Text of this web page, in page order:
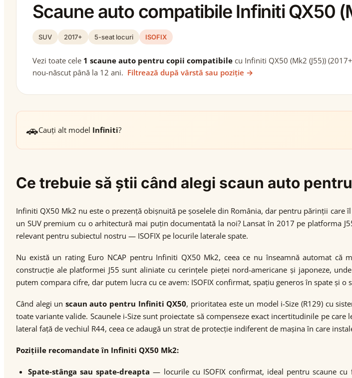
Scaune auto compatibile Infiniti QX50
SUV 2017+ 5-seat locuri ISOFIX
Vezi toate cele 1 scaune auto pentru copii compatibile cu Infiniti QX50 (Mk2 (J55))
nou-născut până la 12 ani. Filtrează după vârstă sau poziție →
🚗Cauți alt model Infiniti?
Ce trebuie să știi când alegi scaun auto
Infiniti QX50 Mk2 nu este o prezență obișnuită pe șoselele din România, dar pentru părinții
un SUV premium cu o arhitectură mai puțin documentată la noi? Lansat în 2017 pe platforma
relevant pentru subiectul nostru — ISOFIX pe locurile laterale spate.
Nu există un rating Euro NCAP pentru Infiniti QX50 Mk2, ceea ce nu înseamnă automat
construcție ale platformei J55 sunt aliniate cu cerințele pieței nord-americane și japoneze,
putem compara cifre, dar putem lucra cu ce avem: ISOFIX confirmat, spațiu generos în spate și
Când alegi un scaun auto pentru Infiniti QX50, prioritatea este un model i-Size (R129) cu
toate variante valide. Scaunele i-Size sunt proiectate să compenseze exact incertitudinile pe
lateral față de vechiul R44, ceea ce adaugă un strat de protecție indiferent de mașina în care
Pozițiile recomandate în Infiniti QX50 Mk2:
Spate-stânga sau spate-dreapta — locurile cu ISOFIX confirmat, ideal pentru scaune cu